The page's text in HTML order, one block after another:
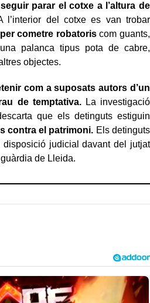
parar el cotxe a l’altura de
l’interior del cotxe es van trobar
cometre robatoriscom guants,
palanca tipus pota de cabre,
objectes.
com a suposats autors d’un
de temptativa.La investigació
que els detinguts estiguin
contra el patrimoni. Els detinguts
disposició judicial davant del jutjat
de Lleida.